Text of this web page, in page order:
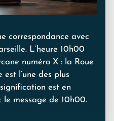
correspondance avec
L’heure 10h00
numéro X : la Roue
l’une des plus
est en
message de 10h00.